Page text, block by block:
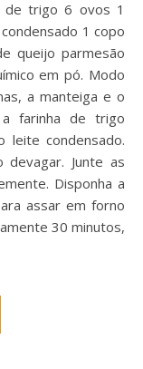
1 copo
queijo parmesão
em pó. Modo
a manteiga e o
farinha de trigo
leite condensado.
Junte as
Disponha a
assar em forno
30 minutos,